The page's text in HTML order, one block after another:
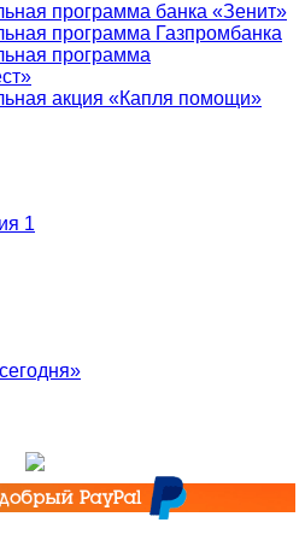
программа банка «Зенит»
программа Газпромбанка
программа
акция «Капля помощи»
1